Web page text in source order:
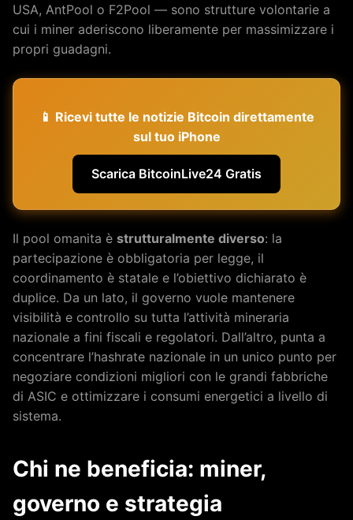
USA, AntPool o F2Pool — sono strutture volontarie a
cui i miner aderiscono liberamente per massimizzare i
propri guadagni.
📱 Ricevi tutte le notizie Bitcoin direttamente
sul tuo iPhone
Scarica BitcoinLive24 Gratis
Il pool omanita è strutturalmente diverso: la
partecipazione è obbligatoria per legge, il
coordinamento è statale e l’obiettivo dichiarato è
duplice. Da un lato, il governo vuole mantenere
visibilità e controllo su tutta l’attività mineraria
nazionale a fini fiscali e regolatori. Dall’altro, punta a
concentrare l’hashrate nazionale in un unico punto per
negoziare condizioni migliori con le grandi fabbriche
di ASIC e ottimizzare i consumi energetici a livello di
sistema.
Chi ne beneficia: miner,
governo e strategia